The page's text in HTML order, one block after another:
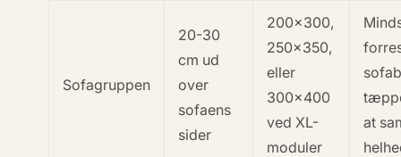
Sofagruppen
20-30
cm ud
over
sofaens
sider
200×300,
250×350,
eller
300×400
ved XL-
moduler
at